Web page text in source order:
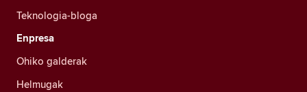
Teknologia-bloga
Enpresa
Ohiko galderak
Helmugak